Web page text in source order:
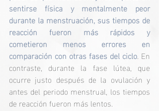
sentirse física y mentalmente peor
durante la menstruación, sus tiempos de
reacción fueron más rápidos y
cometieron menos errores en
comparación con otras fases del ciclo. En
contraste, durante la fase lútea, que
ocurre justo después de la ovulación y
antes del periodo menstrual, los tiempos
de reacción fueron más lentos.